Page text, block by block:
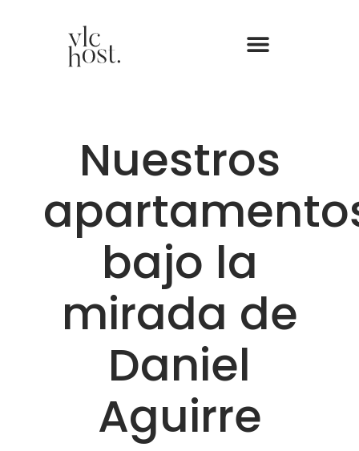
Nuestros
bajo la
mirada de
Daniel
Aguirre